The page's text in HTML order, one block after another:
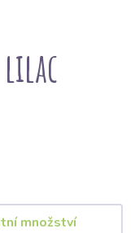
lilac